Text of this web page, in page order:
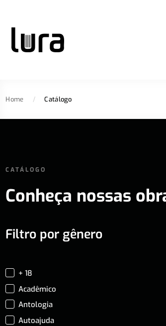
Home / Catálogo
CATÁLOGO
Conheça nossas
Filtro por gênero
+ 18
Acadêmico
Antologia
Autoajuda